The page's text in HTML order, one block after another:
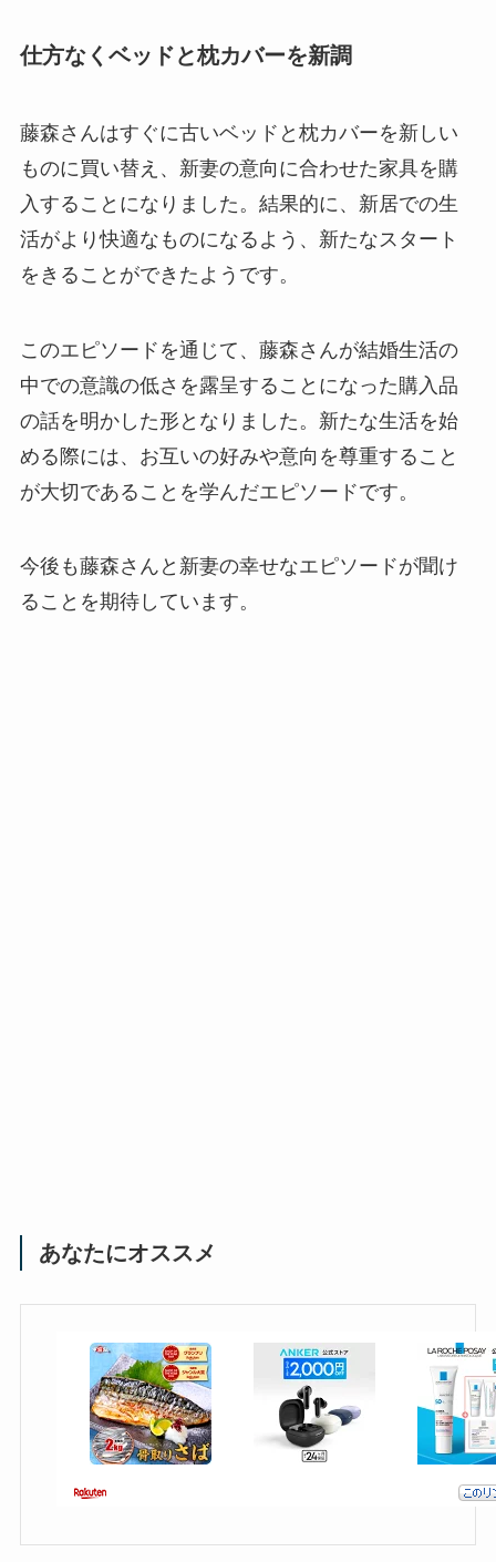
仕方なくベッドと枕カバーを新調
藤森さんはすぐに古いベッドと枕カバーを新しい
ものに買い替え、新妻の意向に合わせた家具を購
入することになりました。結果的に、新居での生
活がより快適なものになるよう、新たなスタート
をきることができたようです。
このエピソードを通じて、藤森さんが結婚生活の
中での意識の低さを露呈することになった購入品
の話を明かした形となりました。新たな生活を始
める際には、お互いの好みや意向を尊重すること
が大切であることを学んだエピソードです。
今後も藤森さんと新妻の幸せなエピソードが聞け
ることを期待しています。
あなたにオススメ